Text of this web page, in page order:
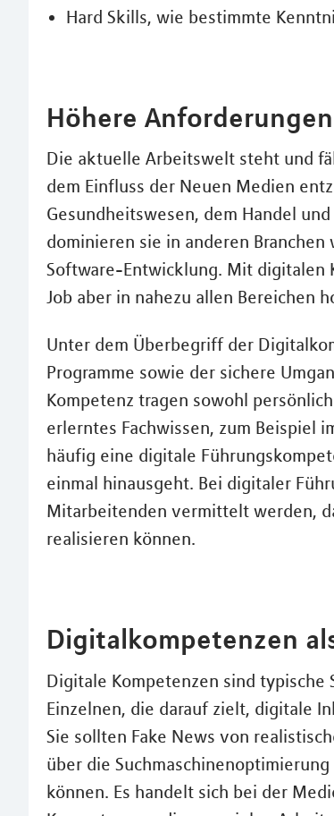
Hard Skills, wie bestimmte
Höhere
Die aktuelle Arbeitswelt steht und
dem Einfluss der Neuen Medien
Gesundheitswesen, dem Handel
dominieren sie in anderen
Software-Entwicklung. Mit digitalen
Job aber in nahezu allen Bereichen
Unter dem Überbegriff der
Programme sowie der sichere
Kompetenz tragen sowohl
erlerntes Fachwissen, zum Beispiel
häufig eine digitale
einmal hinausgeht. Bei digitaler
Mitarbeitenden vermittelt werden,
realisieren können.
Digitalkompetenzen
Digitale Kompetenzen sind
Einzelnen, die darauf zielt, digitale
Sie sollten Fake News von
über die
können. Es handelt sich bei der